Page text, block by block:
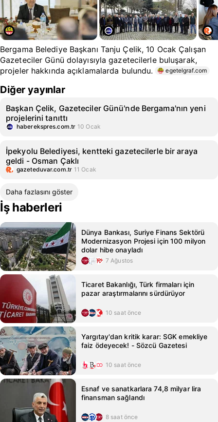
Bergama Belediye Başkanı Tanju Çelik, 10 Ocak Çalışan
Gazeteciler Günü dolayısıyla gazetecilerle buluşarak,
projeler hakkında açıklamalarda bulundu.
egetelgraf.com
Diğer yayınlar
Başkan Çelik, Gazeteciler Günü'nde Bergama'nın yeni
projelerini tanıttı
haberekspres.com.tr 10 Ocak
İpekyolu Belediyesi, kentteki gazetecilerle bir araya
geldi - Osman Çaklı
gazeteduvar.com.tr 11 Ocak
Daha fazlasını göster
İş haberleri
Dünya Bankası, Suriye Finans Sektörü
Modernizasyon Projesi için 100 milyon
dolar hibe onayladı
7 Ağustos
Ticaret Bakanlığı, Türk firmaları için
pazar araştırmalarını sürdürüyor
10 saat önce
Yargıtay'dan kritik karar: SGK emekliye
faiz ödeyecek! - Sözcü Gazetesi
10 saat önce
Esnaf ve sanatkarlara 74,8 milyar lira
finansman sağlandı
8 saat önce